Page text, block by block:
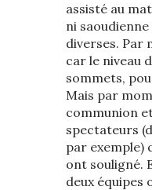
assisté au
ni
diverses. Par
car le niveau
sommets,
Mais par
communion
spectateurs
par exemple)
ont souligné.
deux équipes